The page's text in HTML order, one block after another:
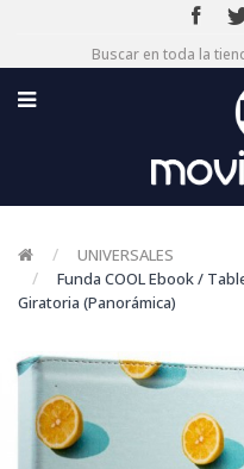
UNIVERSALES
Funda COOL Ebook /
Giratoria (Panorámica)